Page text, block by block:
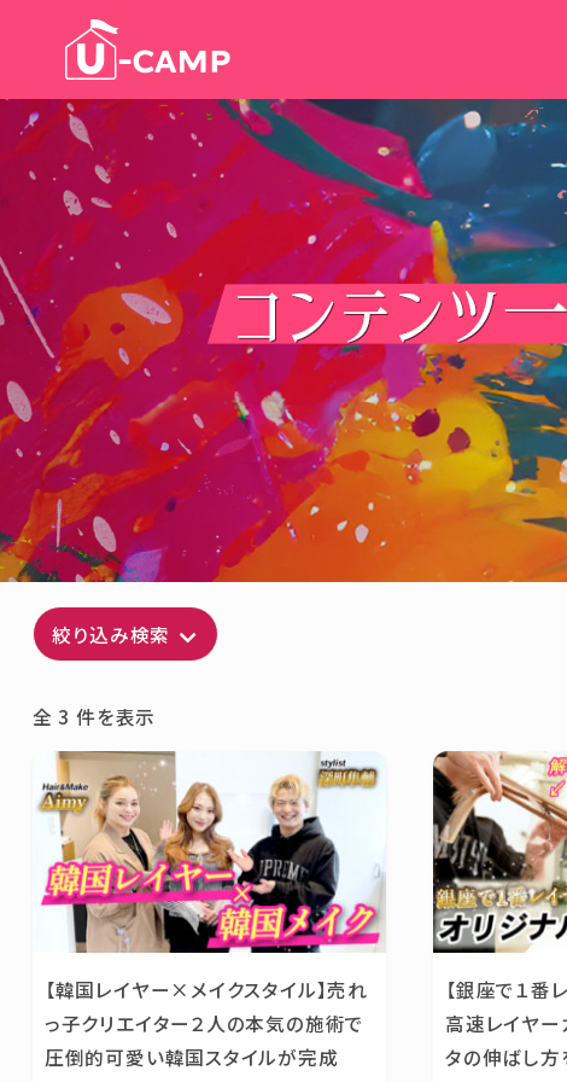
絞り込み検索
全 3 件を表示
【韓国レイヤー×メイクスタイル】売れ
っ子クリエイター２人の本気の施術で
圧倒的可愛い韓国スタイルが完成
【銀座で１番
高速レイヤー
タの伸ばし方